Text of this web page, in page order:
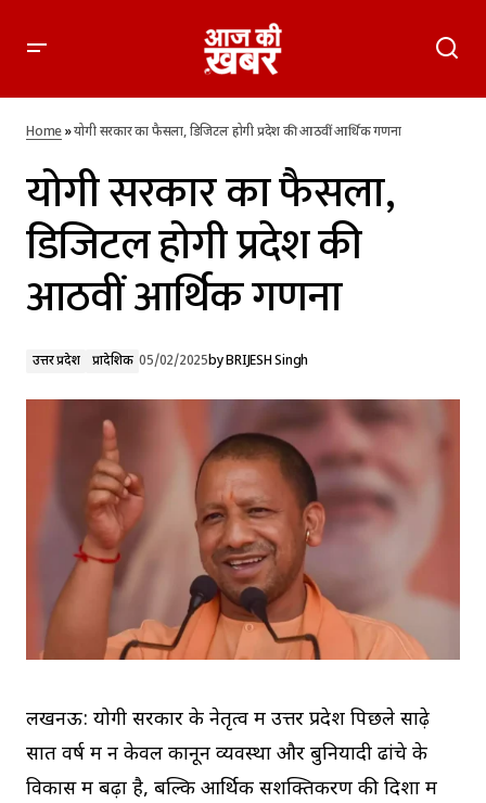
योगी सरकार का फैसला, डिजिटल होगी प्रदेश की आठवीं आर्थिक गणना
Home»योगी सरकार का फैसला, डिजिटल होगी प्रदेश की आठवीं आर्थिक गणना
योगी सरकार का फैसला,
डिजिटल होगी प्रदेश की
आठवीं आर्थिक गणना
उत्तर प्रदेश प्रादेशिक 05/02/2025byBRIJESH Singh
लखनऊ: योगी सरकार के नेतृत्व में उत्तर प्रदेश पिछले साढ़े
सात वर्ष में न केवल कानून व्यवस्था और बुनियादी ढांचे के
विकास में बढ़ा है, बल्कि आर्थिक सशक्तिकरण की दिशा में